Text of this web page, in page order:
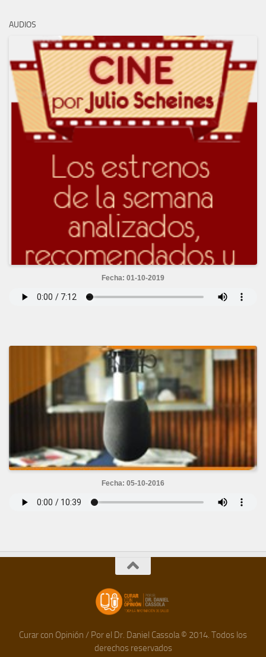
AUDIOS
Fecha: 01-10-2019
Fecha: 05-10-2016
Curar con Opinión / Por el Dr. Daniel Cassola © 2014. Todos los
derechos reservados